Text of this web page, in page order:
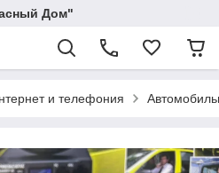
Дом"
и телефония